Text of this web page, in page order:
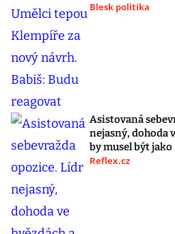
Blesk politika
Asistovaná
nejasný, dohoda
by musel být
Reflex.cz